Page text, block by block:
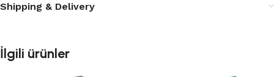
Shipping & Delivery
İlgili ürünler